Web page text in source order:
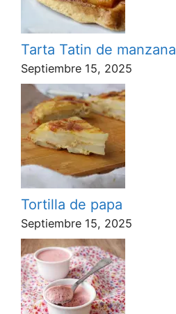
Tarta Tatin de manzana
Septiembre 15, 2025
Tortilla de papa
Septiembre 15, 2025